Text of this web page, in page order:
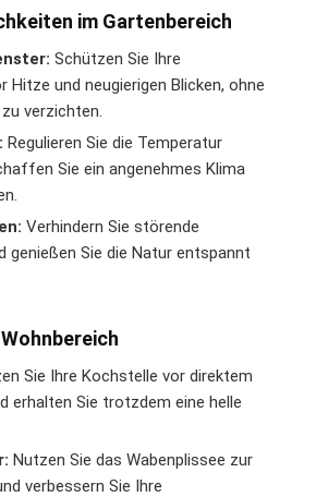
im Gartenbereich
Schützen Sie Ihre
Hitze und neugierigen Blicken, ohne
verzichten.
Regulieren Sie die Temperatur
Sie ein angenehmes Klima
Verhindern Sie störende
genießen Sie die Natur entspannt
Sie Ihre Kochstelle vor direktem
erhalten Sie trotzdem eine helle
Nutzen Sie das Wabenplissee zur
verbessern Sie Ihre